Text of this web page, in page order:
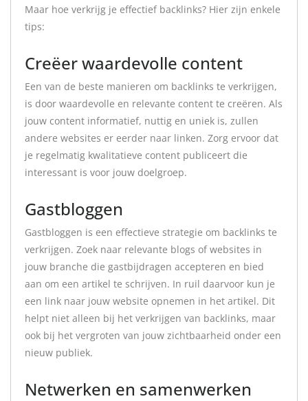
Maar hoe verkrijg je effectief backlinks? Hier zijn enkele
tips:
Creëer waardevolle content
Een van de beste manieren om backlinks te verkrijgen,
is door waardevolle en relevante content te creëren. Als
jouw content informatief, nuttig en uniek is, zullen
andere websites er eerder naar linken. Zorg ervoor dat
je regelmatig kwalitatieve content publiceert die
interessant is voor jouw doelgroep.
Gastbloggen
Gastbloggen is een effectieve strategie om backlinks te
verkrijgen. Zoek naar relevante blogs of websites in
jouw branche die gastbijdragen accepteren en bied
aan om een artikel te schrijven. In ruil daarvoor kun je
een link naar jouw website opnemen in het artikel. Dit
helpt niet alleen bij het verkrijgen van backlinks, maar
ook bij het vergroten van jouw zichtbaarheid onder een
nieuw publiek.
Netwerken en samenwerken